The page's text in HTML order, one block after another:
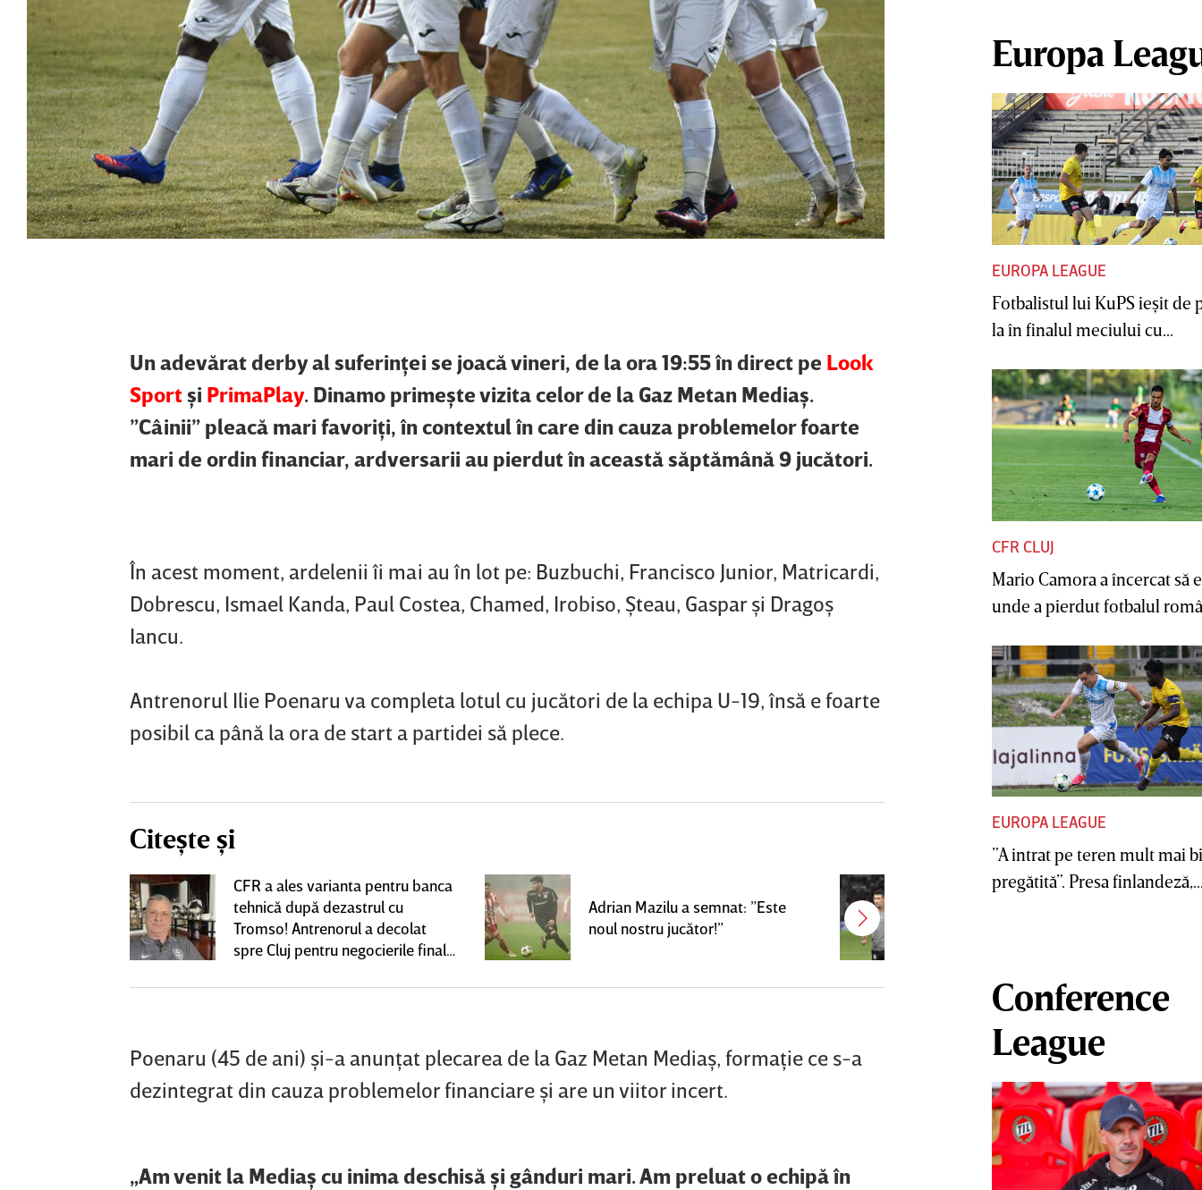
Un adevărat derby al suferinţei se joacă vineri, de la ora 19:55 în direct pe Look
Sport şi PrimaPlay. Dinamo primeşte vizita celor de la Gaz Metan Mediaş.
”Câinii” pleacă mari favoriţi, în contextul în care din cauza problemelor foarte
mari de ordin financiar, ardversarii au pierdut în această săptămână 9 jucători.
În acest moment, ardelenii îi mai au în lot pe: Buzbuchi, Francisco Junior, Matricardi,
Dobrescu, Ismael Kanda, Paul Costea, Chamed, Irobiso, Şteau, Gaspar şi Dragoş
Iancu.
Antrenorul Ilie Poenaru va completa lotul cu jucători de la echipa U-19, însă e foarte
posibil ca până la ora de start a partidei să plece.
Citește și
CFR a ales varianta pentru banca
tehnică după dezastrul cu
Tromso! Antrenorul a decolat
spre Cluj pentru negocierile finale
Adrian Mazilu a semnat: ”Este
noul nostru jucător!”
Poenaru (45 de ani) şi-a anunţat plecarea de la Gaz Metan Mediaş, formaţie ce s-a
dezintegrat din cauza problemelor financiare şi are un viitor incert.
„Am venit la Mediaş cu inima deschisă şi gânduri mari. Am preluat o echipă în
Europa
EUROPA LEAGUE
Fotbalistul lui KuPS ieşit de
la în finalul meciului cu...
CFR CLUJ
Mario Camora a încercat să
unde a pierdut fotbalul
EUROPA LEAGUE
”A intrat pe teren mult mai
pregătită”. Presa
Conference
League